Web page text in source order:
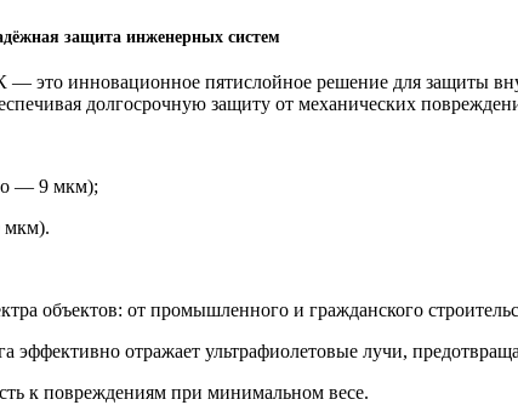
защита инженерных систем
инновационное пятислойное решение для защиты
долгосрочную защиту от механических
— 9 мкм);
мкм).
объектов: от промышленного и гражданского
отражает ультрафиолетовые лучи,
к повреждениям при минимальном весе.